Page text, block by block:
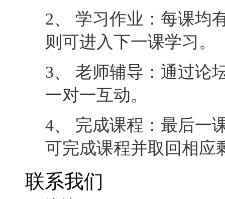
4、 完成课程：最后一
可完成课程并取回相应
联系我们
咨询Email ：
课程入门讨论咨询QQ
供大家免费观看）